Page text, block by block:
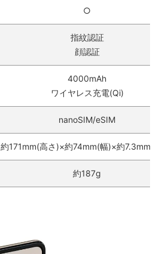
○
指紋認証
顔認証
4000mAh
ワイヤレス充電(Qi)
nanoSIM/eSIM
約171mm(高さ)×約74mm(幅)×約7.3mm(
約187g